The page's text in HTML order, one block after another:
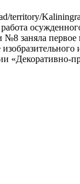
territory/
№8 заняла первое
«Декоративно-